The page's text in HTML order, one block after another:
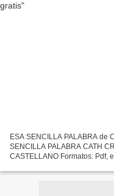
ESA SENCILLA PALABRA de
SENCILLA PALABRA CATH
CASTELLANO Formatos: Pdf,
Descargar...